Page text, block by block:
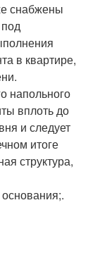
снабжены
в квартире,
напольного
вплоть до
и следует
итоге
структура,